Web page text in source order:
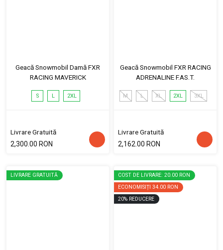
Geacă Snowmobil Damă FXR
RACING MAVERICK
S L 2XL
Livrare Gratuită
2,300.00 RON
Geacă Snowmobil FXR RACING
ADRENALINE F.AS.T.
M L XL 2XL 3XL
Livrare Gratuită
2,162.00 RON
LIVRARE GRATUITĂ
COST DE LIVRARE: 20.00 RON
ECONOMISIȚI 34.00 RON
20% REDUCERE